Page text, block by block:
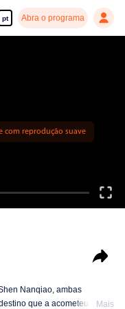
pt Abra o programa
com reprodução suave
Nanqiao, ambas
que a acometeu emMais